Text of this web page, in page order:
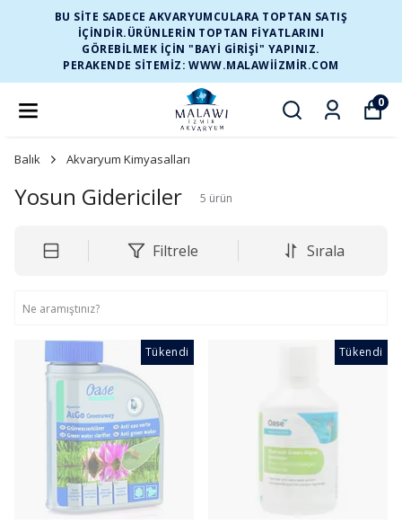
BU SİTE SADECE AKVARYUMCULARA TOPTAN SATIŞ
İÇİNDİR.ÜRÜNLERİN TOPTAN FİYATLARINI
GÖREBİLMEK İÇİN "BAYİ GİRİŞİ" YAPINIZ.
PERAKENDE SİTEMİZ: WWW.MALAWIIZMIR.COM
0
Balık Akvaryum Kimyasalları
Yosun Gidericiler 5 ürün
Filtrele Sırala
Tükendi Tükendi